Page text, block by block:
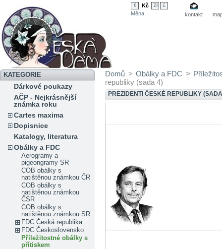
€ Kč Zł £
Měna kontakt
KATEGORIE
Dárkové poukazy
AČP - Nejkrásnější
známka roku
Cartes maxima
Dopisnice
Katalogy, literatura
Obálky a FDC
Aerogramy a
pigeongramy SR
COB obálky s
natištěnou známkou ČR
COB obálky s
natištěnou známkou
ČSR
COB obálky s
natištěnou známkou SR
FDC Česká republika
FDC Československo
Příležitostné obálky s
přítiskem
Domů > Obálky a FDC >
republiky (sada 4)
PREZIDENTI ČESKÉ REPUBLIKY